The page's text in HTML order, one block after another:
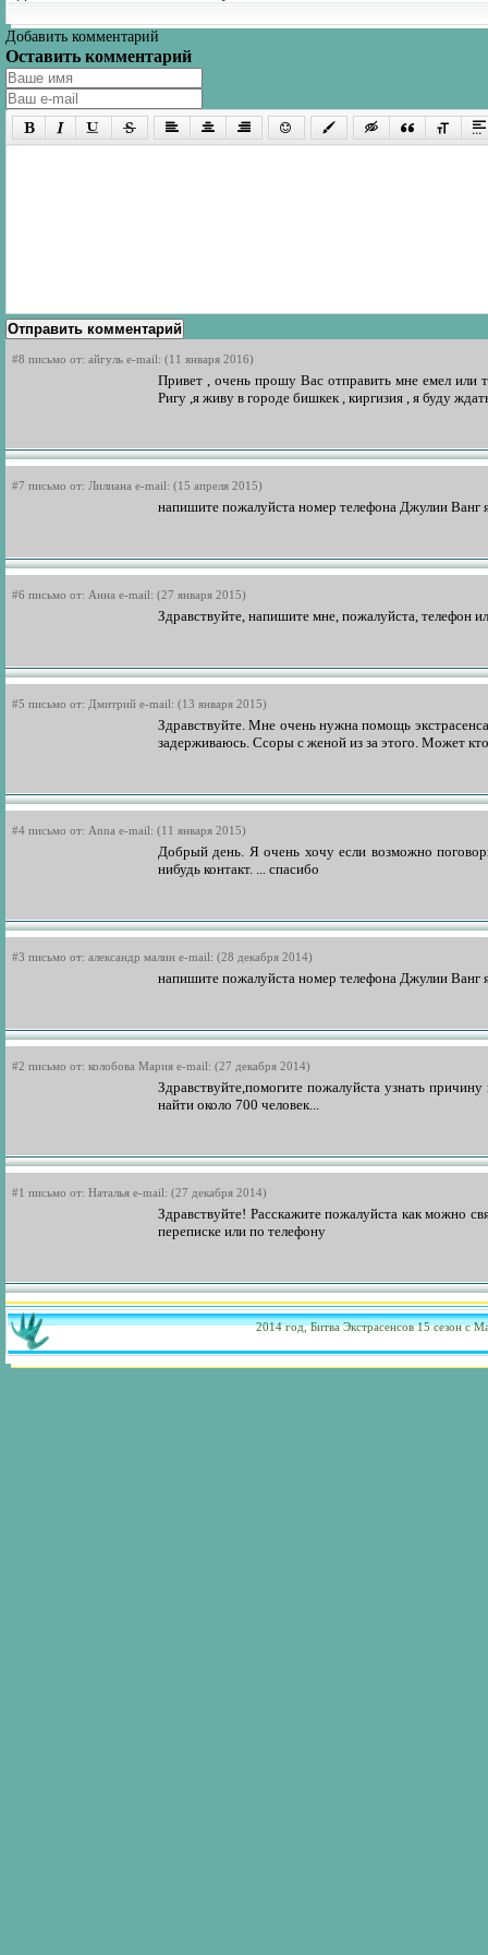
Добавить комментарий
Оставить комментарий
Отправить комментарий
#8 письмо от: айгуль e-mail: (11 января 2016)
Привет , очень прошу Вас отправить мне емел или
Ригу ,я живу в городе бишкек , киргизия , я буду
#7 письмо от: Лилиана e-mail: (15 апреля 2015)
напишите пожалуйста номер телефона Джулии Ванг
#6 письмо от: Анна e-mail: (27 января 2015)
Здравствуйте, напишите мне, пожалуйста, телефон
#5 письмо от: Дмитрий e-mail: (13 января 2015)
Здравствуйте. Мне очень нужна помощь
задерживаюсь. Ссоры с женой из за этого. Может
#4 письмо от: Anna e-mail: (11 января 2015)
Добрый день. Я очень хочу если возможно
нибудь контакт. ... спасибо
#3 письмо от: александр малин e-mail: (28 декабря 2014)
напишите пожалуйста номер телефона Джулии Ванг
#2 письмо от: колобова Мария e-mail: (27 декабря 2014)
Здравствуйте,помогите пожалуйста узнать
найти около 700 человек...
#1 письмо от: Наталья e-mail: (27 декабря 2014)
Здравствуйте! Расскажите пожалуйста как можно
переписке или по телефону
2014 год,Битва Экстрасенсов 15 сезонс